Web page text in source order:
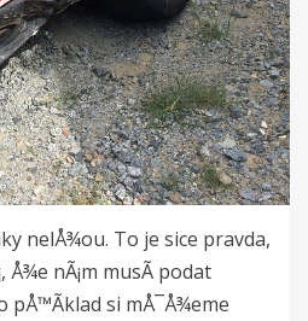
nelÅ¾ou. To je sice pravda,
Å¾e nÃ¡m musÃ­ podat
pÅ™Ã­klad si mÅ¯Å¾eme